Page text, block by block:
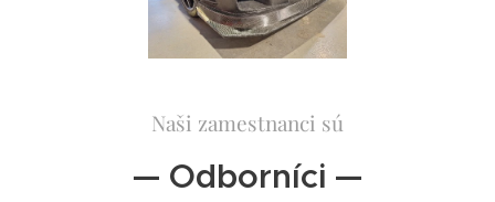
Naši zamestnanci sú
— Odborníci —